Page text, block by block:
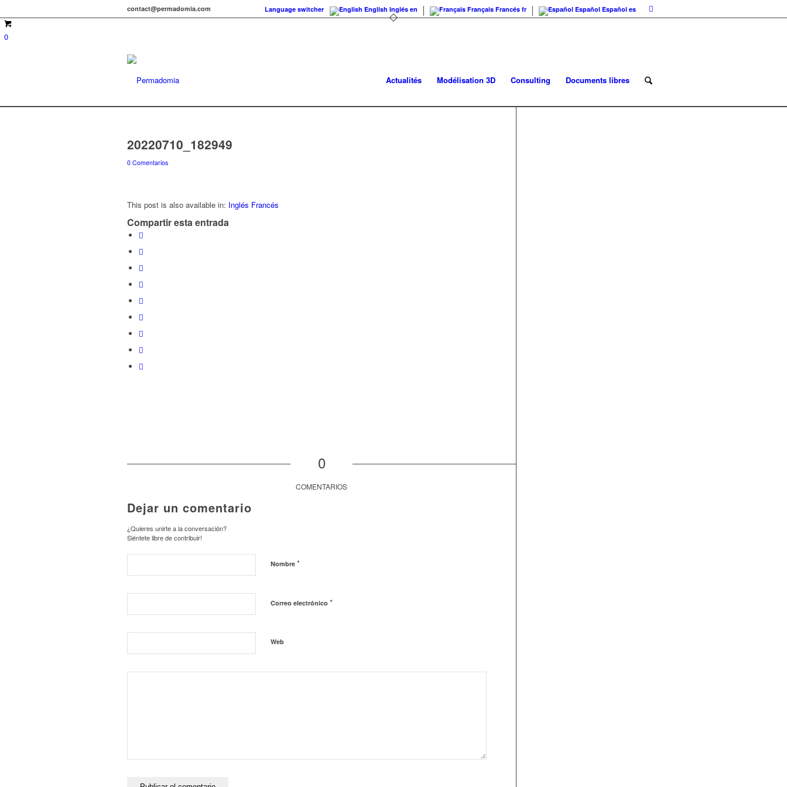
Language switcher English Inglés en Français Francés fr Español Español es
contact@permadomia.com
0
Actualités Modélisation 3D Consulting Documents libres
20220710_182949
0 Comentarios
This post is also available in: Inglés Francés
Compartir esta entrada
0
COMENTARIOS
Dejar un comentario
¿Quieres unirte a la conversación?
Siéntete libre de contribuir!
Nombre *
Correo electrónico *
Web